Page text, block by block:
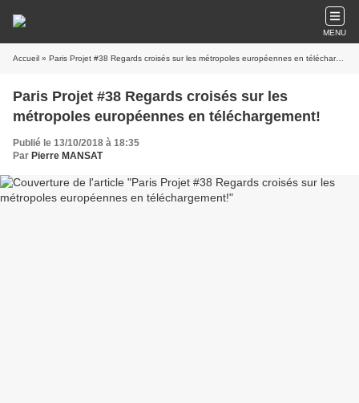
MENU
Accueil » Paris Projet #38 Regards croisés sur les métropoles européennes en téléchargement!
Paris Projet #38 Regards croisés sur les
métropoles européennes en téléchargement!
Publié le 13/10/2018 à 18:35
Par Pierre MANSAT